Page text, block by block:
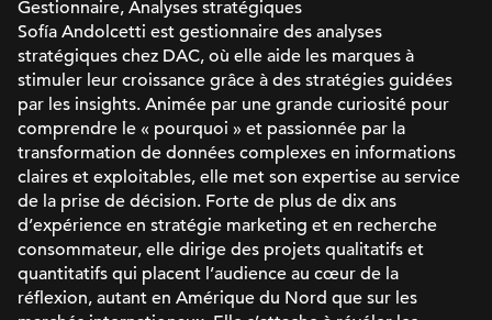
Gestionnaire, Analyses stratégiques
Sofía Andolcetti est gestionnaire des analyses
stratégiques chez DAC, où elle aide les marques à
stimuler leur croissance grâce à des stratégies guidées
par les insights. Animée par une grande curiosité pour
comprendre le « pourquoi » et passionnée par la
transformation de données complexes en informations
claires et exploitables, elle met son expertise au service
de la prise de décision. Forte de plus de dix ans
d’expérience en stratégie marketing et en recherche
consommateur, elle dirige des projets qualitatifs et
quantitatifs qui placent l’audience au cœur de la
réflexion, autant en Amérique du Nord que sur les